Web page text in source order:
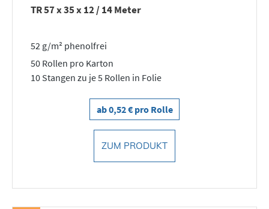
TR 57 x 35 x 12 / 14 Meter
52 g/m² phenolfrei
50 Rollen pro Karton
10 Stangen zu je 5 Rollen in Folie
ab 0,52 € pro Rolle
ZUM PRODUKT